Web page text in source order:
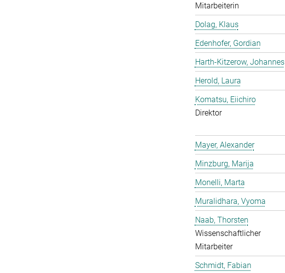
Mitarbeiterin
Dolag, Klaus
Edenhofer, Gordian
Harth-Kitzerow, Johannes
Herold, Laura
Komatsu, Eiichiro
Direktor
Mayer, Alexander
Minzburg, Marija
Monelli, Marta
Muralidhara, Vyoma
Naab, Thorsten
Wissenschaftlicher
Mitarbeiter
Schmidt, Fabian